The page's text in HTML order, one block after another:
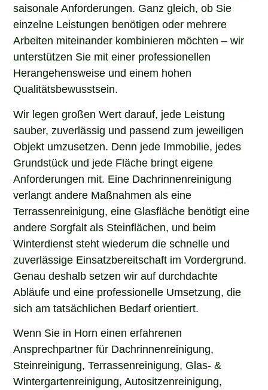
saisonale Anforderungen. Ganz gleich, ob Sie
einzelne Leistungen benötigen oder mehrere
Arbeiten miteinander kombinieren möchten – wir
unterstützen Sie mit einer professionellen
Herangehensweise und einem hohen
Qualitätsbewusstsein.
Wir legen großen Wert darauf, jede Leistung
sauber, zuverlässig und passend zum jeweiligen
Objekt umzusetzen. Denn jede Immobilie, jedes
Grundstück und jede Fläche bringt eigene
Anforderungen mit. Eine Dachrinnenreinigung
verlangt andere Maßnahmen als eine
Terrassenreinigung, eine Glasfläche benötigt eine
andere Sorgfalt als Steinflächen, und beim
Winterdienst steht wiederum die schnelle und
zuverlässige Einsatzbereitschaft im Vordergrund.
Genau deshalb setzen wir auf durchdachte
Abläufe und eine professionelle Umsetzung, die
sich am tatsächlichen Bedarf orientiert.
Wenn Sie in Horn einen erfahrenen
Ansprechpartner für Dachrinnenreinigung,
Steinreinigung, Terrassenreinigung, Glas- &
Wintergartenreinigung, Autositzenreinigung,